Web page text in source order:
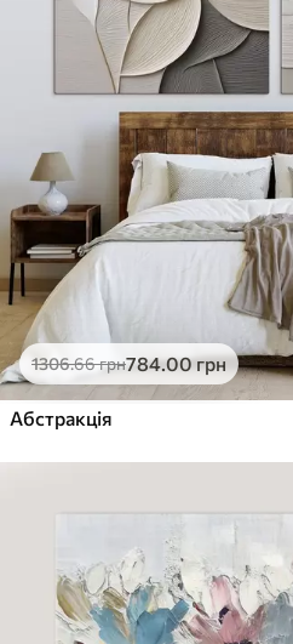
1306.66грн784.00грн
Абстракція